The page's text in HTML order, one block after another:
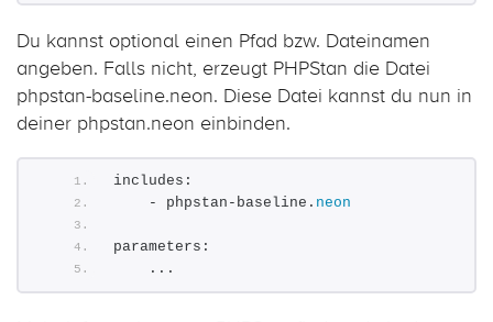
Du kannst optional einen Pfad bzw. Dateinamen
angeben. Falls nicht, erzeugt PHPStan die Datei
phpstan-baseline.neon. Diese Datei kannst du nun in
deiner phpstan.neon einbinden.
includes:
    - phpstan-baseline.
neon
parameters:
    ...